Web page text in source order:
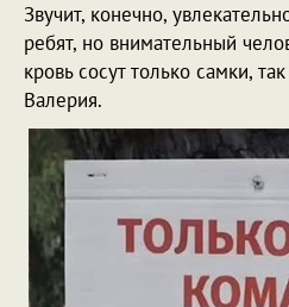
Звучит, конечно,
ребят, но внимательный
кровь сосут только самки,
Валерия.